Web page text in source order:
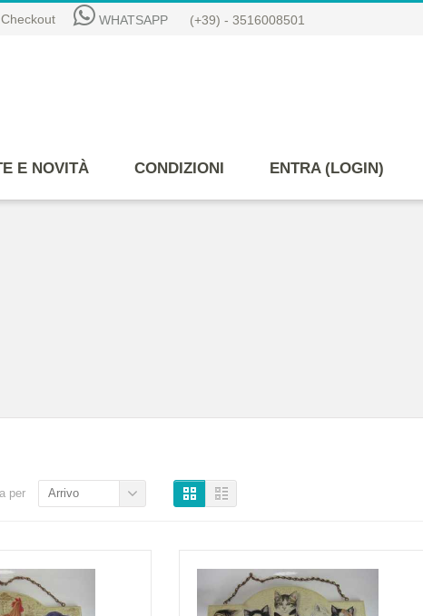
Checkout WHATSAPP (+39) - 3516008501
E NOVITÀ CONDIZIONI ENTRA (LOGIN)
per Arrivo